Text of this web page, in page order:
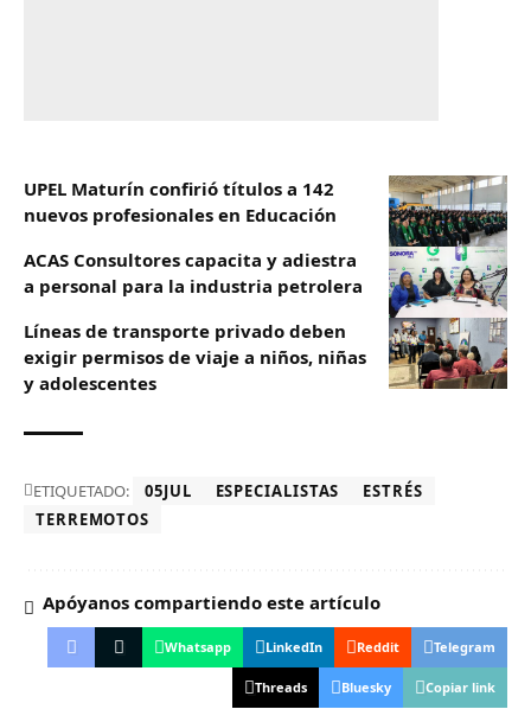
UPEL Maturín confirió títulos a 142
nuevos profesionales en Educación
ACAS Consultores capacita y adiestra
a personal para la industria petrolera
Líneas de transporte privado deben
exigir permisos de viaje a niños, niñas
y adolescentes
ETIQUETADO: 05JUL ESPECIALISTAS
ESTRÉS
TERREMOTOS
Apóyanos compartiendo este artículo
Whatsapp LinkedIn Reddit Telegram
Threads Bluesky Copiar link